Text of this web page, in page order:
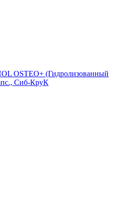
OSTEO+ (Гидролизованный
Сиб-КруК